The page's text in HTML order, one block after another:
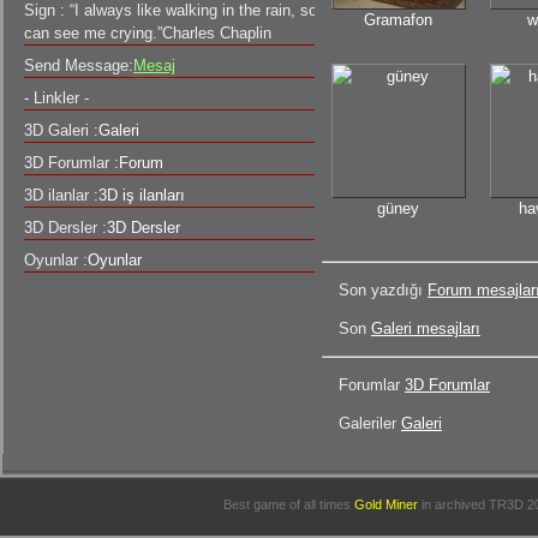
Gramafon
güney
Son yazdığı Forum
Son Galeri mesajları
Forumlar 3D Forumlar
Galeriler Galeri
Sign : “I always like walking in the rain, so no one
can see me crying.”Charles Chaplin
Send Message: Mesaj
- Linkler -
3D Galeri :Galeri
3D Forumlar : Forum
3D ilanlar :3D iş ilanları
3D Dersler :3D Dersler
Oyunlar :Oyunlar
Best game of all times Gold Minerin archived TR3D